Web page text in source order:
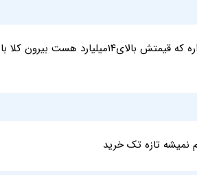
این کامیون پنجاه سال قبل چی داره که قیمتش
تازه تک خرید